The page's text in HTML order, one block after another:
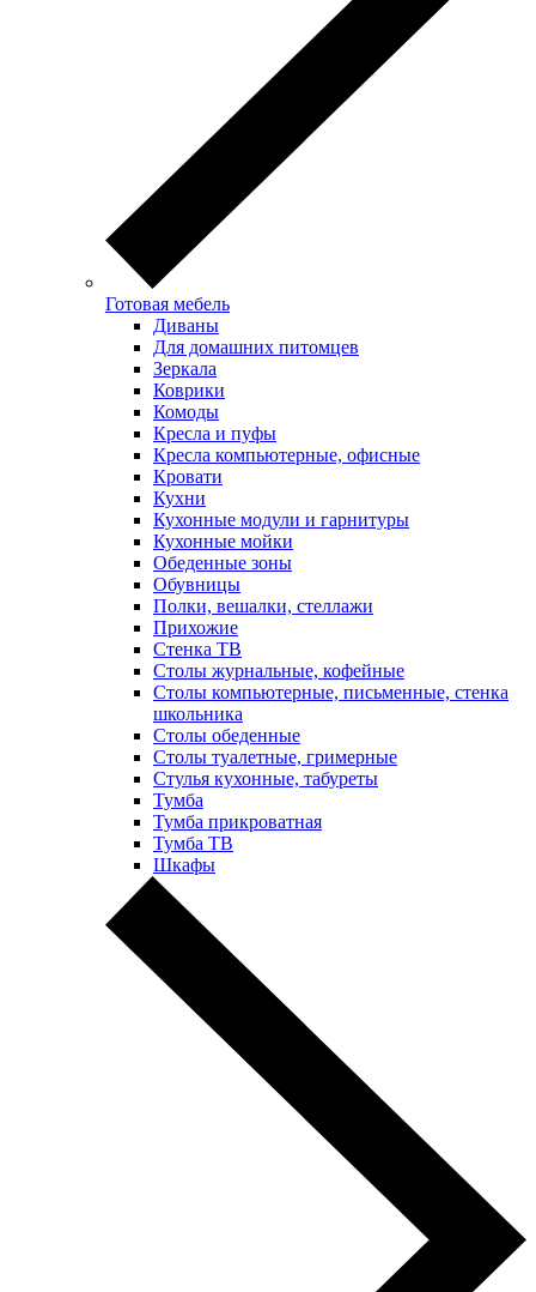
Готовая мебель
Диваны
Для домашних питомцев
Зеркала
Коврики
Комоды
Кресла и пуфы
Кресла компьютерные, офисные
Кровати
Кухни
Кухонные модули и гарнитуры
Кухонные мойки
Обеденные зоны
Обувницы
Полки, вешалки, стеллажи
Прихожие
Стенка ТВ
Столы журнальные, кофейные
Столы компьютерные, письменные, стенка
школьника
Столы обеденные
Столы туалетные, гримерные
Стулья кухонные, табуреты
Тумба
Тумба прикроватная
Тумба ТВ
Шкафы